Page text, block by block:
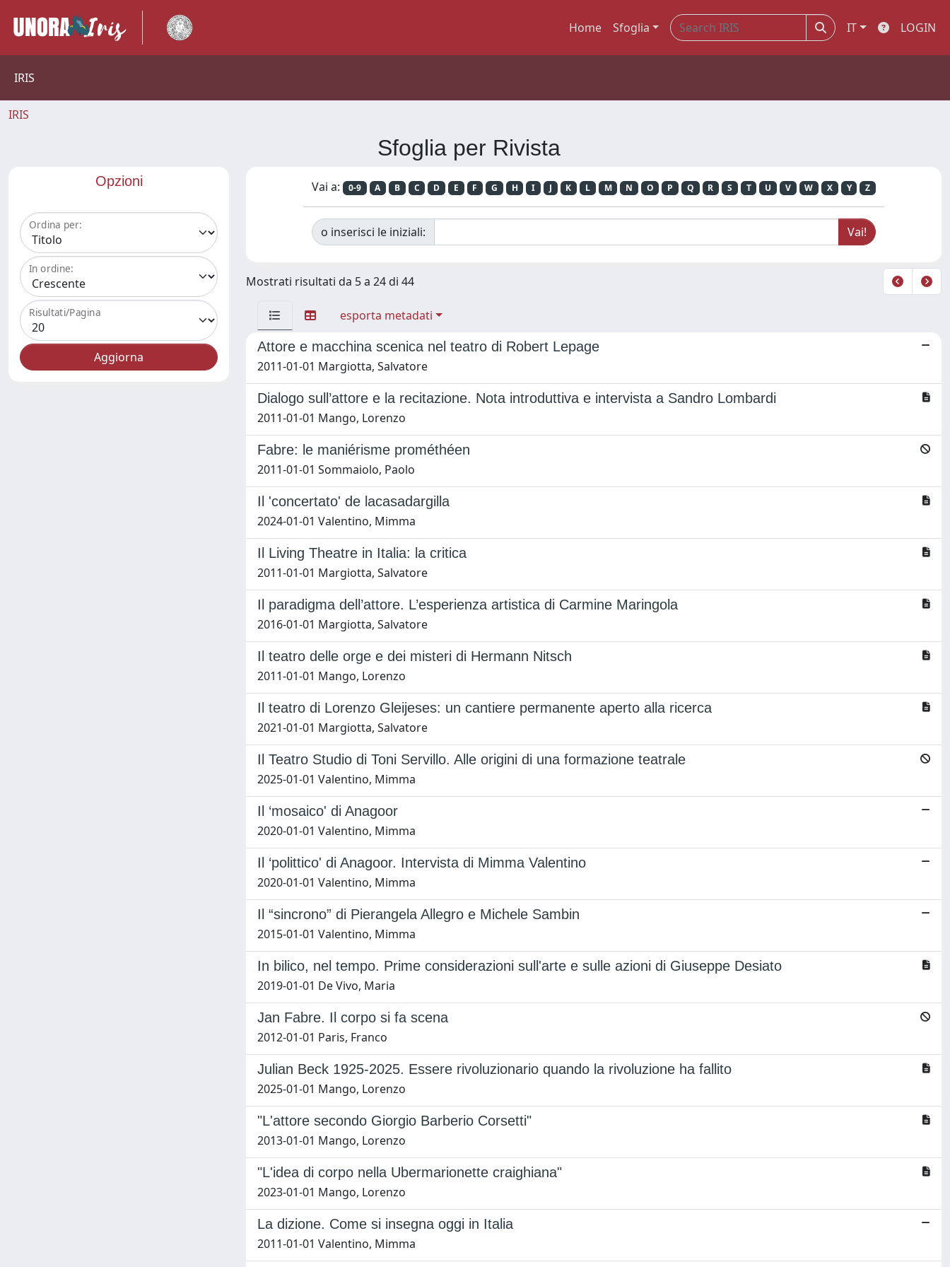
Home Sfoglia IT LOGIN
IRIS
IRIS
Sfoglia per Rivista
Opzioni
Ordina per:
In ordine:
Risultati/Pagina
Vai a: 0-9 A B C D E F G H I J K L M N O P Q R S T U V W X Y Z
o inserisci le iniziali:
Mostrati risultati da 5 a 24 di 44
esporta metadati
Attore e macchina scenica nel teatro di Robert Lepage
2011-01-01 Margiotta, Salvatore
Dialogo sull’attore e la recitazione. Nota introduttiva e intervista a Sandro Lombardi
2011-01-01 Mango, Lorenzo
Fabre: le maniérisme prométhéen
2011-01-01 Sommaiolo, Paolo
Il 'concertato' de lacasadargilla
2024-01-01 Valentino, Mimma
Il Living Theatre in Italia: la critica
2011-01-01 Margiotta, Salvatore
Il paradigma dell’attore. L’esperienza artistica di Carmine Maringola
2016-01-01 Margiotta, Salvatore
Il teatro delle orge e dei misteri di Hermann Nitsch
2011-01-01 Mango, Lorenzo
Il teatro di Lorenzo Gleijeses: un cantiere permanente aperto alla ricerca
2021-01-01 Margiotta, Salvatore
Il Teatro Studio di Toni Servillo. Alle origini di una formazione teatrale
2025-01-01 Valentino, Mimma
Il ‘mosaico' di Anagoor
2020-01-01 Valentino, Mimma
Il ‘polittico' di Anagoor. Intervista di Mimma Valentino
2020-01-01 Valentino, Mimma
Il “sincrono” di Pierangela Allegro e Michele Sambin
2015-01-01 Valentino, Mimma
In bilico, nel tempo. Prime considerazioni sull'arte e sulle azioni di Giuseppe Desiato
2019-01-01 De Vivo, Maria
Jan Fabre. Il corpo si fa scena
2012-01-01 Paris, Franco
Julian Beck 1925-2025. Essere rivoluzionario quando la rivoluzione ha fallito
2025-01-01 Mango, Lorenzo
"L'attore secondo Giorgio Barberio Corsetti"
2013-01-01 Mango, Lorenzo
"L'idea di corpo nella Ubermarionette craighiana"
2023-01-01 Mango, Lorenzo
La dizione. Come si insegna oggi in Italia
2011-01-01 Valentino, Mimma